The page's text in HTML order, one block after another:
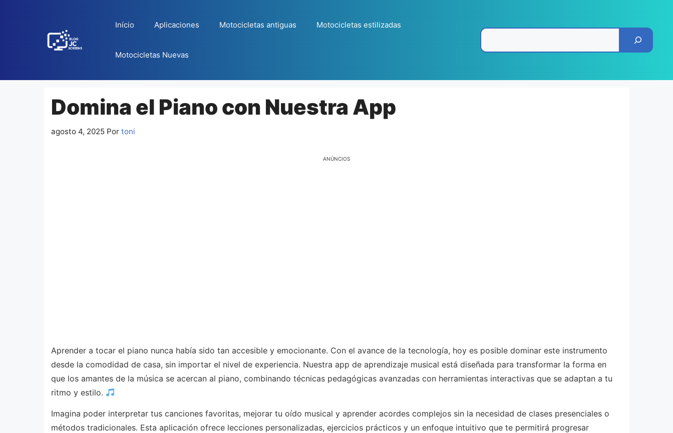
Início Aplicaciones Motocicletas antiguas Motocicletas estilizadas
Motocicletas Nuevas
Domina el Piano con Nuestra App
agosto 4, 2025 Por toni
ANÚNCIOS
Aprender a tocar el piano nunca había sido tan accesible y emocionante. Con el avance de la tecnología, hoy es posible dominar este instrumento
desde la comodidad de casa, sin importar el nivel de experiencia. Nuestra app de aprendizaje musical está diseñada para transformar la forma en
que los amantes de la música se acercan al piano, combinando técnicas pedagógicas avanzadas con herramientas interactivas que se adaptan a tu
ritmo y estilo.
Imagina poder interpretar tus canciones favoritas, mejorar tu oído musical y aprender acordes complejos sin la necesidad de clases presenciales o
métodos tradicionales. Esta aplicación ofrece lecciones personalizadas, ejercicios prácticos y un enfoque intuitivo que te permitirá progresar